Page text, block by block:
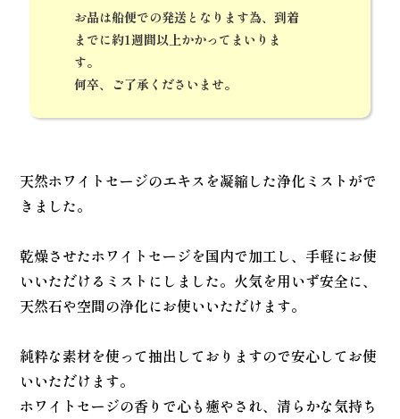
お品は船便での発送となります為、到着
までに約1週間以上かかってまいりま
す。
何卒、ご了承くださいませ。
天然ホワイトセージのエキスを凝縮した浄化ミストがで
きました。
乾燥させたホワイトセージを国内で加工し、手軽にお使
いいただけるミストにしました。火気を用いず安全に、
天然石や空間の浄化にお使いいただけます。
純粋な素材を使って抽出しておりますので安心してお使
いいただけます。
ホワイトセージの香りで心も癒やされ、清らかな気持ち